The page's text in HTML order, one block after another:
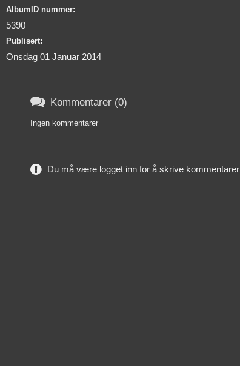
AlbumID nummer:
5390
Publisert:
Onsdag 01 Januar 2014
 Kommentarer (0)
Ingen kommentarer
Du må være logget inn for å skrive kommentarer